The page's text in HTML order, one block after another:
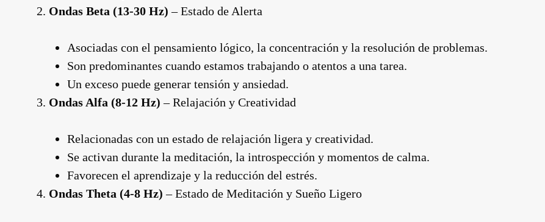
Ondas Beta (13-30 Hz) – Estado de Alerta
Asociadas con el pensamiento lógico, la concentración y la resolución de problemas.
Son predominantes cuando estamos trabajando o atentos a una tarea.
Un exceso puede generar tensión y ansiedad.
Ondas Alfa (8-12 Hz) – Relajación y Creatividad
Relacionadas con un estado de relajación ligera y creatividad.
Se activan durante la meditación, la introspección y momentos de calma.
Favorecen el aprendizaje y la reducción del estrés.
Ondas Theta (4-8 Hz) – Estado de Meditación y Sueño Ligero